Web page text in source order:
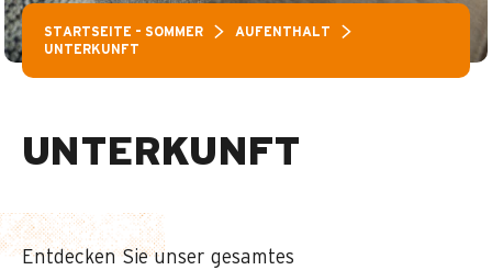
STARTSEITE – SOMMER
AUFENTHALT
UNTERKUNFT
UNTERKUNFT
Entdecken Sie unser gesamtes